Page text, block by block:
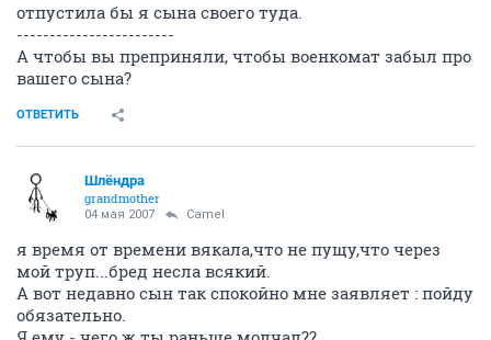
отпустила бы я сына своего туда.
------------------------
А чтобы вы преприняли, чтобы военкомат забыл про
вашего сына?
ОТВЕТИТЬ
Шлёндра
grandmother
04 мая 2007 Camel
я время от времени вякала,что не пущу,что через
мой труп...бред несла всякий.
А вот недавно сын так спокойно мне заявляет : пойду
обязательно.